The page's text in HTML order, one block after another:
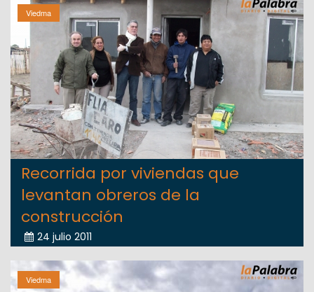
Viedma
Recorrida por viviendas que
levantan obreros de la
construcción
24 julio 2011
Viedma